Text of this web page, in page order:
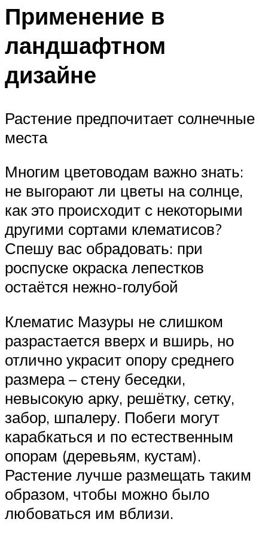
Применение в
ландшафтном
дизайне
Растение предпочитает солнечные
места
Многим цветоводам важно знать:
не выгорают ли цветы на солнце,
как это происходит с некоторыми
другими сортами клематисов?
Спешу вас обрадовать: при
роспуске окраска лепестков
остаётся нежно-голубой
Клематис Мазуры не слишком
разрастается вверх и вширь, но
отлично украсит опору среднего
размера – стену беседки,
невысокую арку, решётку, сетку,
забор, шпалеру. Побеги могут
карабкаться и по естественным
опорам (деревьям, кустам).
Растение лучше размещать таким
образом, чтобы можно было
любоваться им вблизи.